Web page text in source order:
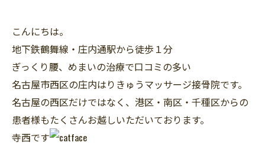
こんにちは。
地下鉄鶴舞線・庄内通駅から徒歩１分
ぎっくり腰、めまいの治療で口コミの多い
名古屋市西区の庄内はりきゅうマッサージ接骨院です。
名古屋の西区だけではなく、港区・南区・千種区からの
患者様もたくさんお越しいただいております。
寺西です